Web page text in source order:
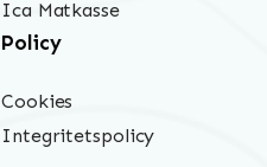
Ica Matkasse
Policy
Cookies
Integritetspolicy